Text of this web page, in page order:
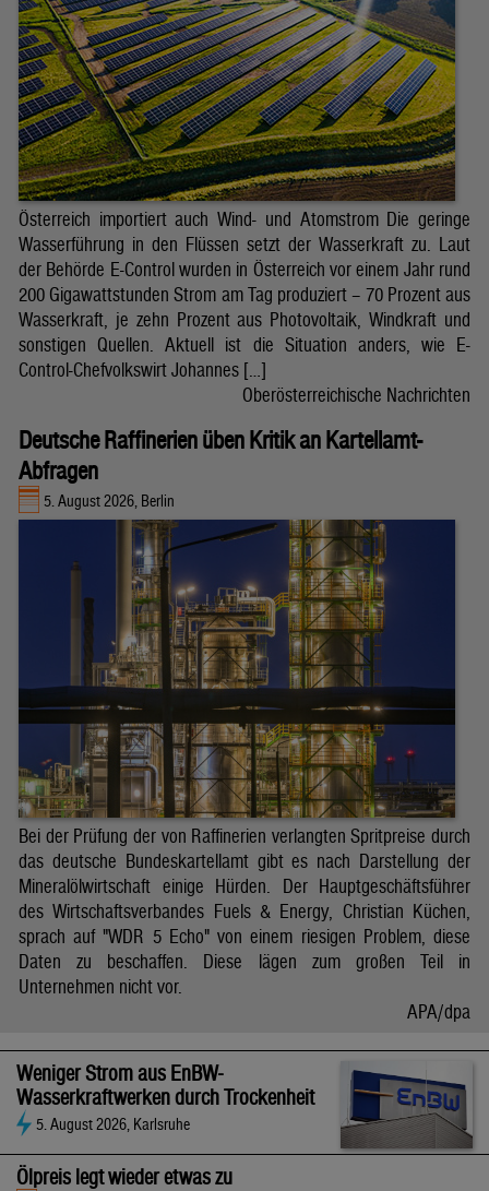
Österreich importiert auch Wind- und Atomstrom Die geringe
Wasserführung in den Flüssen setzt der Wasserkraft zu. Laut
der Behörde E-Control wurden in Österreich vor einem Jahr rund
200 Gigawattstunden Strom am Tag produziert – 70 Prozent aus
Wasserkraft, je zehn Prozent aus Photovoltaik, Windkraft und
sonstigen Quellen. Aktuell ist die Situation anders, wie E-
Control-Chefvolkswirt Johannes […]
Oberösterreichische Nachrichten
Deutsche Raffinerien üben Kritik an Kartellamt-
Abfragen
5. August 2026, Berlin
Bei der Prüfung der von Raffinerien verlangten Spritpreise durch
das deutsche Bundeskartellamt gibt es nach Darstellung der
Mineralölwirtschaft einige Hürden. Der Hauptgeschäftsführer
des Wirtschaftsverbandes Fuels & Energy, Christian Küchen,
sprach auf "WDR 5 Echo" von einem riesigen Problem, diese
Daten zu beschaffen. Diese lägen zum großen Teil in
Unternehmen nicht vor.
APA/dpa
Weniger Strom aus EnBW-
Wasserkraftwerken durch Trockenheit
5. August 2026, Karlsruhe
Ölpreis legt wieder etwas zu